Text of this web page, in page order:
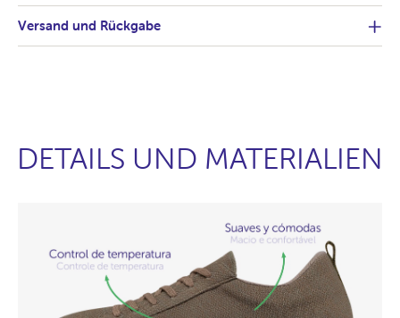
Versand und Rückgabe
DETAILS UND MATERIALIEN